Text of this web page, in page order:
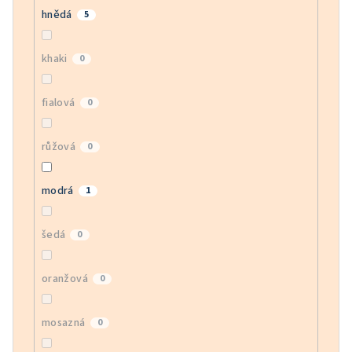
hnědá 5
khaki 0
fialová 0
růžová 0
modrá 1
šedá 0
oranžová 0
mosazná 0